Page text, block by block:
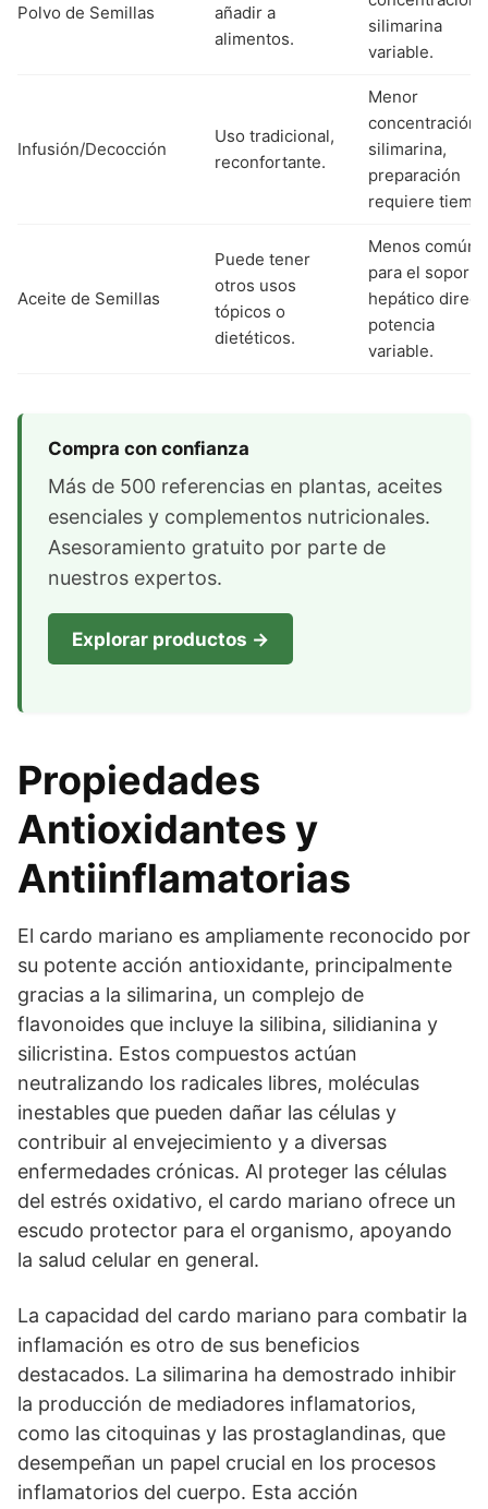
Polvo de Semillas
añadir a
alimentos.
silimarina
variable.
Infusión/Decocción
Uso tradicional,
reconfortante.
Menor
concentración
silimarina,
preparación
requiere
Aceite de Semillas
Puede tener
otros usos
tópicos o
dietéticos.
Menos común
para el soporte
hepático
potencia
variable.
Compra con confianza
Más de 500 referencias en plantas, aceites
esenciales y complementos nutricionales.
Asesoramiento gratuito por parte de
nuestros expertos.
Explorar productos →
Propiedades
Antioxidantes y
Antiinflamatorias
El cardo mariano es ampliamente reconocido por
su potente acción antioxidante, principalmente
gracias a la silimarina, un complejo de
flavonoides que incluye la silibina, silidianina y
silicristina. Estos compuestos actúan
neutralizando los radicales libres, moléculas
inestables que pueden dañar las células y
contribuir al envejecimiento y a diversas
enfermedades crónicas. Al proteger las células
del estrés oxidativo, el cardo mariano ofrece un
escudo protector para el organismo, apoyando
la salud celular en general.
La capacidad del cardo mariano para combatir la
inflamación es otro de sus beneficios
destacados. La silimarina ha demostrado inhibir
la producción de mediadores inflamatorios,
como las citoquinas y las prostaglandinas, que
desempeñan un papel crucial en los procesos
inflamatorios del cuerpo. Esta acción